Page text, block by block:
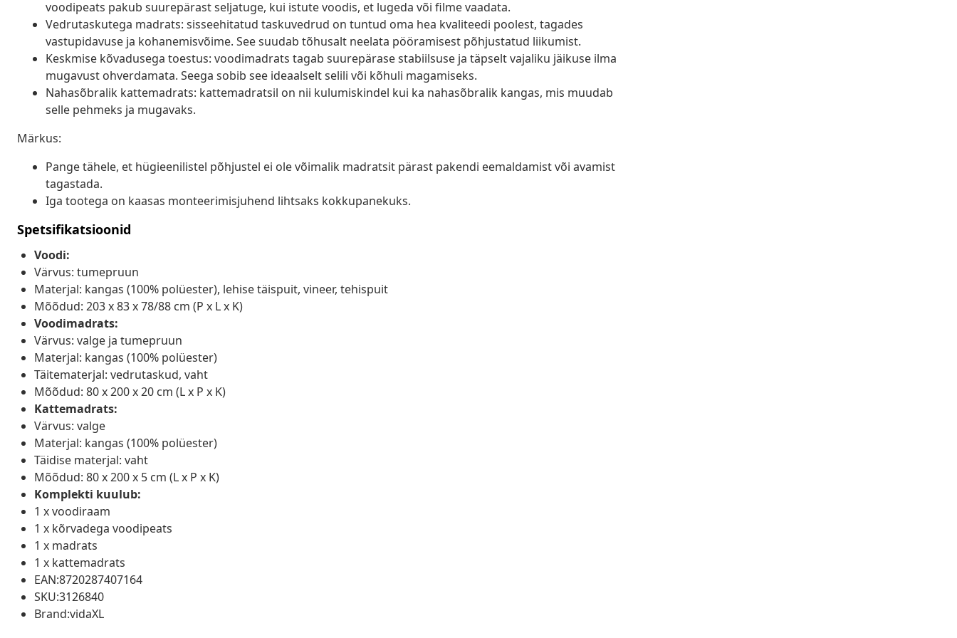
voodipeats pakub suurepärast seljatuge, kui istute voodis, et lugeda või filme vaadata.
Vedrutaskutega madrats: sisseehitatud taskuvedrud on tuntud oma hea kvaliteedi poolest, tagades
vastupidavuse ja kohanemisvõime. See suudab tõhusalt neelata pööramisest põhjustatud liikumist.
Keskmise kõvadusega toestus: voodimadrats tagab suurepärase stabiilsuse ja täpselt vajaliku jäikuse ilma
mugavust ohverdamata. Seega sobib see ideaalselt selili või kõhuli magamiseks.
Nahasõbralik kattemadrats: kattemadratsil on nii kulumiskindel kui ka nahasõbralik kangas, mis muudab
selle pehmeks ja mugavaks.
Märkus:
Pange tähele, et hügieenilistel põhjustel ei ole võimalik madratsit pärast pakendi eemaldamist või avamist
tagastada.
Iga tootega on kaasas monteerimisjuhend lihtsaks kokkupanekuks.
Spetsifikatsioonid
Voodi:
Värvus: tumepruun
Materjal: kangas (100% polüester), lehise täispuit, vineer, tehispuit
Mõõdud: 203 x 83 x 78/88 cm (P x L x K)
Voodimadrats:
Värvus: valge ja tumepruun
Materjal: kangas (100% polüester)
Täitematerjal: vedrutaskud, vaht
Mõõdud: 80 x 200 x 20 cm (L x P x K)
Kattemadrats:
Värvus: valge
Materjal: kangas (100% polüester)
Täidise materjal: vaht
Mõõdud: 80 x 200 x 5 cm (L x P x K)
Komplekti kuulub:
1 x voodiraam
1 x kõrvadega voodipeats
1 x madrats
1 x kattemadrats
EAN:8720287407164
SKU:3126840
Brand:vidaXL